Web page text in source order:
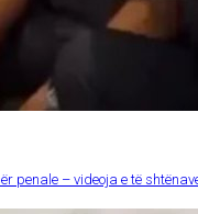
penale – videoja e të